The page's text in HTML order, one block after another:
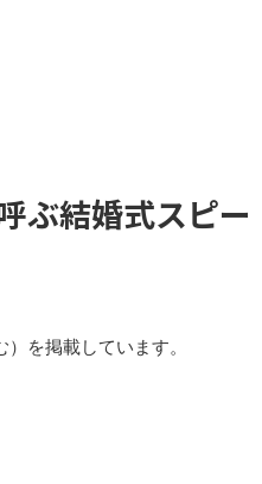
ぶ結婚式スピー
を掲載しています。